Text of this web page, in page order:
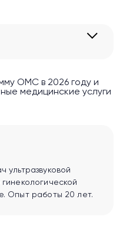
ОМС в 2026 году и
медицинские услуги
ультразвуковой
Опыт работы 20 лет.